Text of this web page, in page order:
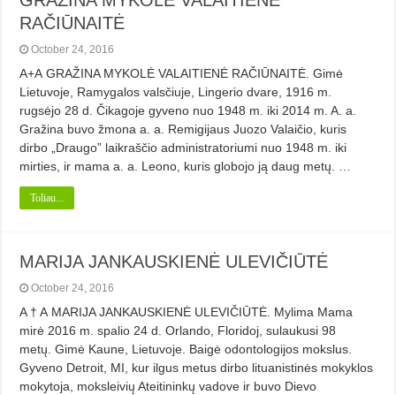
RAČIŪNAITĖ
October 24, 2016
A+A GRAŽINA MYKOLĖ VALAITIENĖ RAČIŪNAITĖ. Gimė
Lietuvoje, Ramygalos valsčiuje, Lingerio dvare, 1916 m.
rugsėjo 28 d. Čikagoje gyveno nuo 1948 m. iki 2014 m. A. a.
Gražina buvo žmona a. a. Remigijaus Juozo Valaičio, kuris
dirbo „Draugo” laikraščio administratoriumi nuo 1948 m. iki
mirties, ir mama a. a. Leono, kuris globojo ją daug metų. …
Toliau...
MARIJA JANKAUSKIENĖ ULEVIČIŪTĖ
October 24, 2016
A † A MARIJA JANKAUSKIENĖ ULEVIČIŪTĖ. Mylima Mama
mirė 2016 m. spalio 24 d. Orlando, Floridoj, sulaukusi 98
metų. Gimė Kaune, Lietuvoje. Baigė odontologijos mokslus.
Gyveno Detroit, MI, kur ilgus metus dirbo lituanistinės mokyklos
mokytoja, moksleivių Ateitininkų vadove ir buvo Dievo